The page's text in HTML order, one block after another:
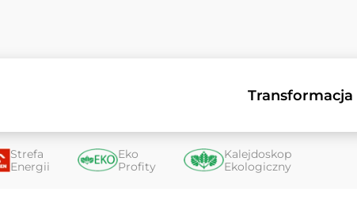
Transformacja
Strefa
Energii
Eko
Profity
Kalejdoskop
Ekologiczny